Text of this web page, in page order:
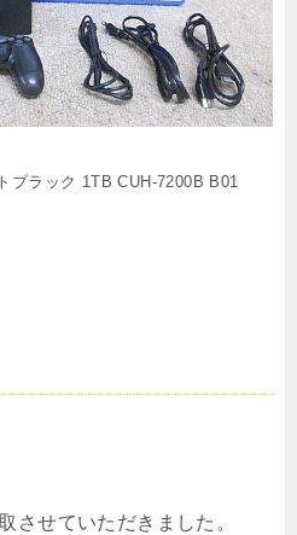
ブラック 1TB CUH-7200B B01
させていただきました。